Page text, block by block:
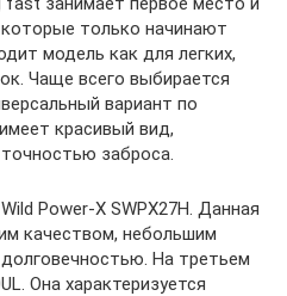
только начинают
модель как для легких,
Чаще всего выбирается
вариант по
красивый вид,
заброса.
Power-X SWPX27H. Данная
качеством, небольшим
На третьем
Она характеризуется